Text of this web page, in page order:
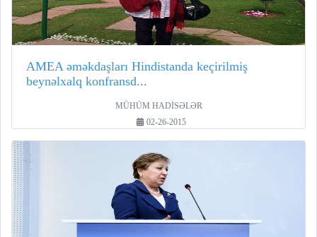
AMEA əməkdaşları Hindistanda keçirilmiş
beynəlxalq konfransd...
MÜHÜM HADİSƏLƏR
02-26-2015